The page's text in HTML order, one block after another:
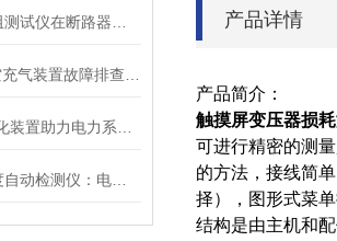
产品详情
产品简介：
触摸屏变压器损
可进行精密的测
的方法，接线简
择），图形式菜
结构是由主机和